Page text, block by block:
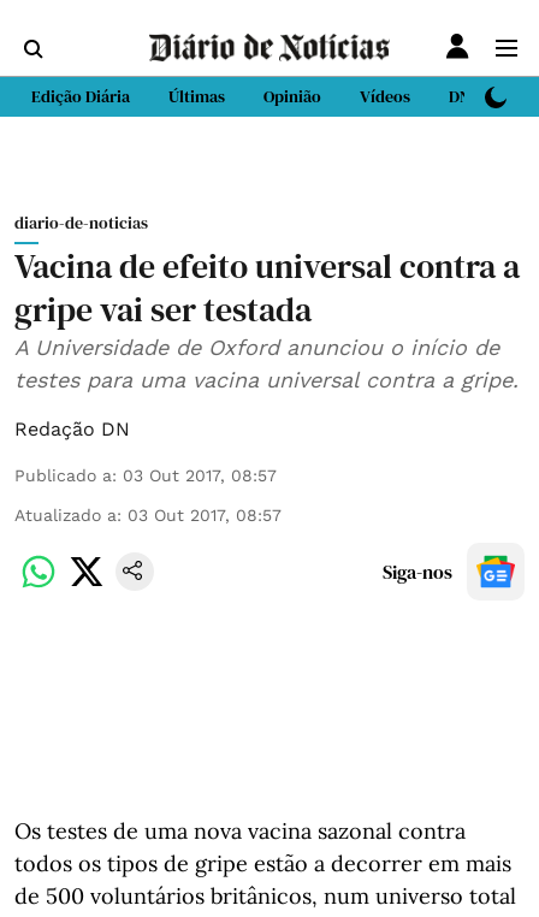
Edição Diária Últimas Opinião Vídeos DN Sport
diario-de-noticias
Vacina de efeito universal contra a
gripe vai ser testada
A Universidade de Oxford anunciou o início de
testes para uma vacina universal contra a gripe.
Redação DN
Publicado a: 03 Out 2017, 08:57
Atualizado a: 03 Out 2017, 08:57
Siga-nos
Os testes de uma nova vacina sazonal contra
todos os tipos de gripe estão a decorrer em mais
de 500 voluntários britânicos, num universo total